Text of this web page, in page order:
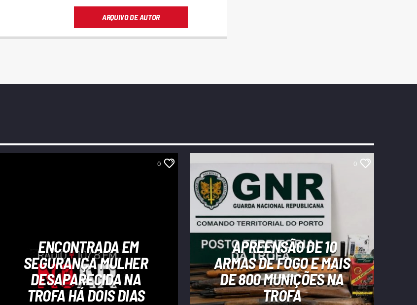
ARQUIVO DE AUTOR
0
ENCONTRADA EM
SEGURANÇA MULHER
DESAPARECIDA NA
TROFA HÁ DOIS DIAS
0
APREENSÃO DE 10
ARMAS DE FOGO E MAIS
DE 800 MUNIÇÕES NA
TROFA